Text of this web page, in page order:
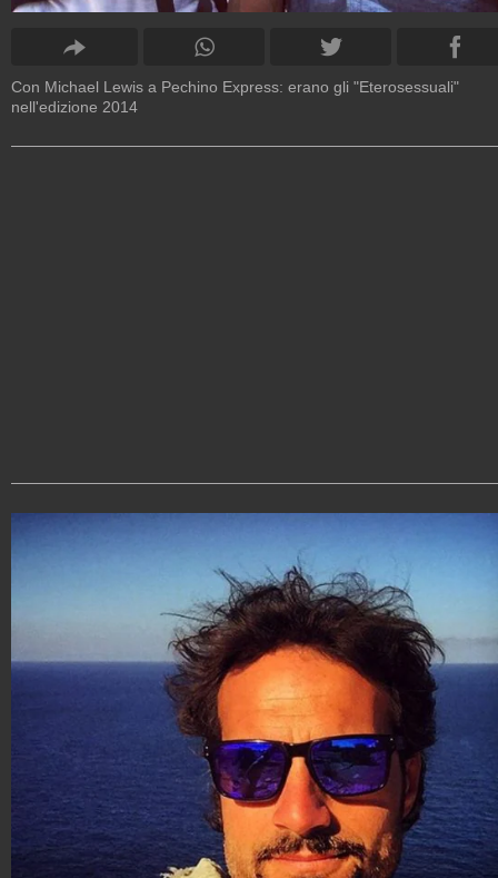
Con Michael Lewis a Pechino Express: erano gli "Eterosessuali"
nell'edizione 2014